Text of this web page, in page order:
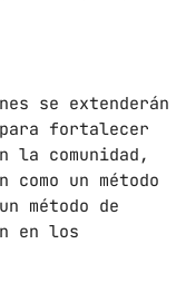
A 16:00 HORAS
se extenderán
fortalecer
la comunidad,
un método
método de
en los